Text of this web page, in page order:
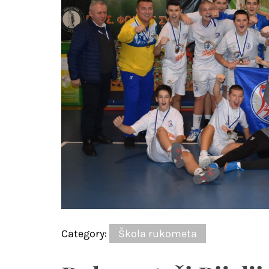
Category: Škola rukometa